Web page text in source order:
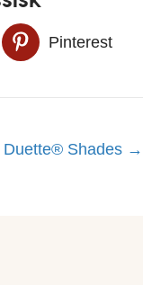
Pinterest
Duette® Shades →